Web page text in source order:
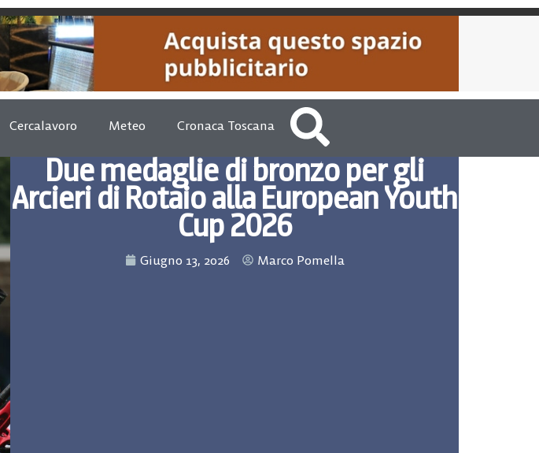
Cercalavoro Meteo Cronaca Toscana
Due medaglie di bronzo per gli
Arcieri di Rotaio alla European Youth
Cup 2026
Giugno 13, 2026 Marco Pomella